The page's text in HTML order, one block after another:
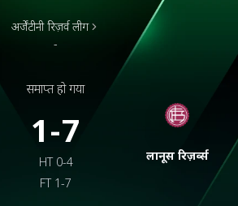
अर्जेंटीनी रिज़र्व लीग
-
समाप्त हो गया
1-7
HT 0-4
FT 1-7
लानूस रिज़र्व्स